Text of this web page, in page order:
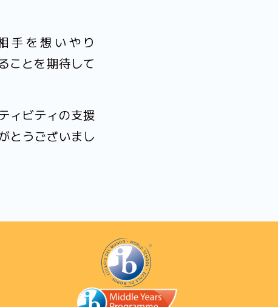
手を想いやり
ことを期待して
ィビティの支援
とうございまし